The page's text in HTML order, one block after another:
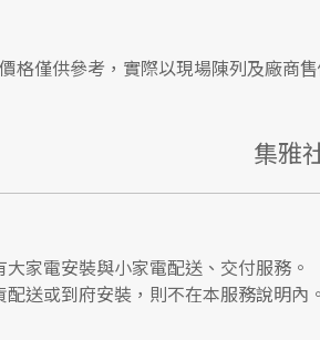
格僅供參考，實際以現場陳列及廠商
集雅
家電安裝與小家電配送、交付服務。
送或到府安裝，則不在本服務說明內。